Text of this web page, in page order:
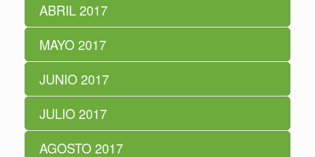
ABRIL 2017
MAYO 2017
JUNIO 2017
JULIO 2017
AGOSTO 2017